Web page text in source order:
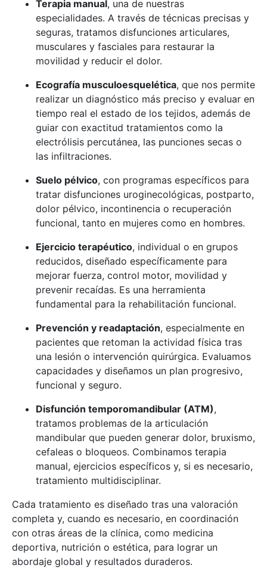
Terapia manual, una de nuestras
especialidades. A través de técnicas precisas y
seguras, tratamos disfunciones articulares,
musculares y fasciales para restaurar la
movilidad y reducir el dolor.
Ecografía musculoesquelética, que nos permite
realizar un diagnóstico más preciso y evaluar en
tiempo real el estado de los tejidos, además de
guiar con exactitud tratamientos como la
electrólisis percutánea, las punciones secas o
las infiltraciones.
Suelo pélvico, con programas específicos para
tratar disfunciones uroginecológicas, postparto,
dolor pélvico, incontinencia o recuperación
funcional, tanto en mujeres como en hombres.
Ejercicio terapéutico, individual o en grupos
reducidos, diseñado específicamente para
mejorar fuerza, control motor, movilidad y
prevenir recaídas. Es una herramienta
fundamental para la rehabilitación funcional.
Prevención y readaptación, especialmente en
pacientes que retoman la actividad física tras
una lesión o intervención quirúrgica. Evaluamos
capacidades y diseñamos un plan progresivo,
funcional y seguro.
Disfunción temporomandibular (ATM),
tratamos problemas de la articulación
mandibular que pueden generar dolor, bruxismo,
cefaleas o bloqueos. Combinamos terapia
manual, ejercicios específicos y, si es necesario,
tratamiento multidisciplinar.
Cada tratamiento es diseñado tras una valoración
completa y, cuando es necesario, en coordinación
con otras áreas de la clínica, como medicina
deportiva, nutrición o estética, para lograr un
abordaje global y resultados duraderos.